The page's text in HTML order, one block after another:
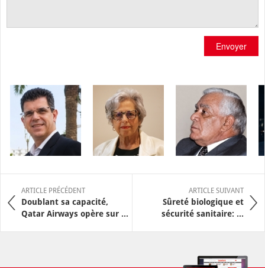
Envoyer
ARTICLE PRÉCÉDENT
Doublant sa capacité,
Qatar Airways opère sur ...
ARTICLE SUIVANT
Sûreté biologique et
sécurité sanitaire: ...